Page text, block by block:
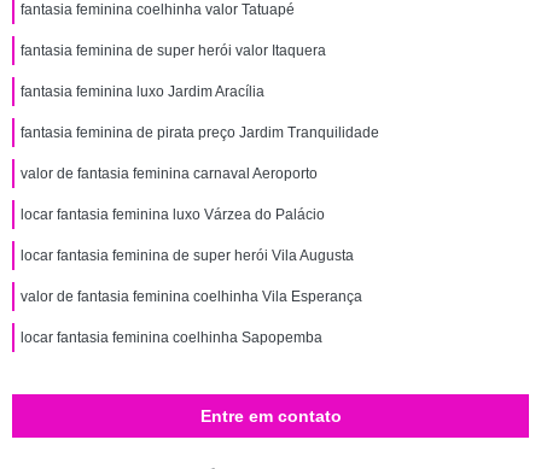
fantasia feminina coelhinha valor Tatuapé
fantasia feminina de super herói valor Itaquera
fantasia feminina luxo Jardim Aracília
fantasia feminina de pirata preço Jardim Tranquilidade
valor de fantasia feminina carnaval Aeroporto
locar fantasia feminina luxo Várzea do Palácio
locar fantasia feminina de super herói Vila Augusta
valor de fantasia feminina coelhinha Vila Esperança
locar fantasia feminina coelhinha Sapopemba
Entre em contato